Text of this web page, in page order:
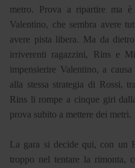
metro. Prova a ripartire ma
Valentino, che sembra avere
avere pista libera. Ma da
irriverenti ragazzini, Rins e
impensierire Valentino, a
alla stessa strategia di Rossi,
Rins li rompe a cinque giri
prova subito a mettere dei metri.
La gara si decide qui, con un
troppo nel tentare la rimonta,